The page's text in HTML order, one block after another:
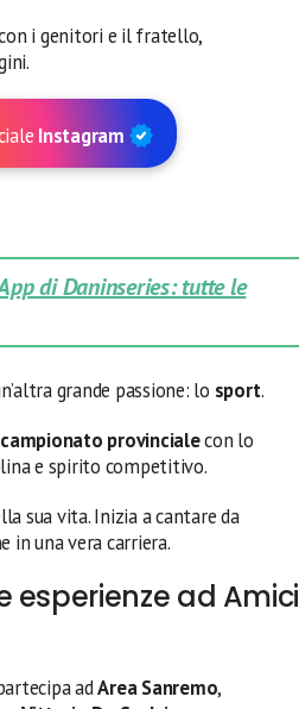
i genitori e il fratello,
Instagram
di Daninseries: tutte le
grande passione: lo sport.
provincialecon lo
e spirito competitivo.
sua vita. Inizia a cantare da
in una vera carriera.
esperienze ad Amici
adArea Sanremo,